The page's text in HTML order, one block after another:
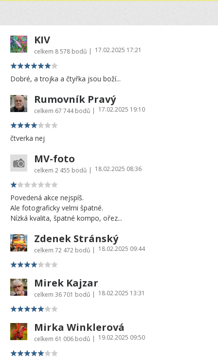
KIV
celkem 8 578 bodů | 17.02.2025 17:21
Dobré, a trojka a čtyřka jsou boží...
Rumovník Pravý
celkem 67 744 bodů | 17.02.2025 19:10
čtverka nej
MV-foto
celkem 2 455 bodů | 18.02.2025 08:36
Povedená akce nejspíš.
Ale fotograficky velmi špatné.
Nízká kvalita, špatné kompo, ořez...
Zdenek Stránský
celkem 72 472 bodů | 18.02.2025 09:44
Mirek Kajzar
celkem 36 701 bodů | 18.02.2025 13:31
Mirka Winklerová
celkem 61 006 bodů | 19.02.2025 09:50